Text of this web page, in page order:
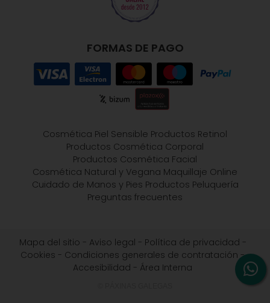
FORMAS DE PAGO
Cosmética Piel Sensible Productos Retinol
Productos Cosmética Corporal
Productos Cosmética Facial
Cosmética Natural y Vegana Maquillaje Online
Cuidado de Manos y Pies Productos Peluquería
Preguntas frecuentes
Mapa del sitio - Aviso legal - Política de privacidad -
Cookies - Condiciones generales de contratación -
Accesibilidad - Área Interna